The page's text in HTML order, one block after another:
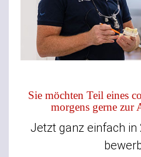
Sie möchten Teil eines
morgens gerne zur
Jetzt ganz einfach